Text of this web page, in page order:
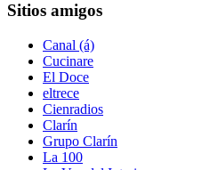
Sitios amigos
Canal (á)
Cucinare
El Doce
eltrece
Cienradios
Clarín
Grupo Clarín
La 100